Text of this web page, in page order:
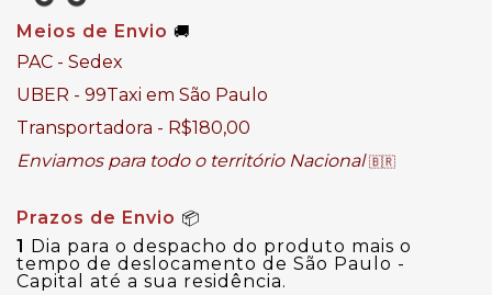
Meios de Envio 🚚
PAC - Sedex
UBER - 99Taxi em São Paulo
Transportadora - R$180,00
Enviamos para todo o território Nacional🇧🇷
Prazos de Envio 📦
1 Dia para o despacho do produto mais o
tempo de deslocamento de São Paulo -
Capital até a sua residência.